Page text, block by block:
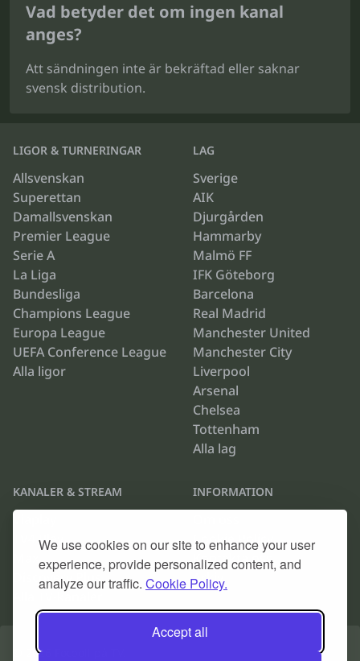
We use cookies on our site to enhance your user
experience, provide personalized content, and
analyze our traffic. Cookie Policy.
Accept all
Vad betyder det om ingen kanal
anges?
Att sändningen inte är bekräftad eller saknar
svensk distribution.
LIGOR & TURNERINGAR
Allsvenskan
Superettan
Damallsvenskan
Premier League
Serie A
La Liga
Bundesliga
Champions League
Europa League
UEFA Conference League
Alla ligor
LAG
Sverige
AIK
Djurgården
Hammarby
Malmö FF
IFK Göteborg
Barcelona
Real Madrid
Manchester United
Manchester City
Liverpool
Arsenal
Chelsea
Tottenham
Alla lag
KANALER & STREAM
TV4 Play
Discovery Plus
Alla TV-kanaler
INFORMATION
Cookie Policy
Kontakta oss
Arkiv
© 2026